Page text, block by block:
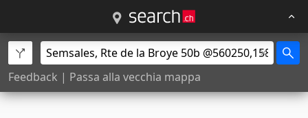
Feedback | Passa alla vecchia mappa